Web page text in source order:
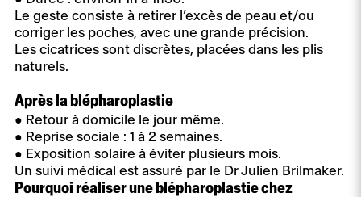
Le geste consiste à retirer l’excès de peau et/ou
corriger les poches, avec une grande précision.
Les cicatrices sont discrètes, placées dans les plis
naturels.
Après la blépharoplastie
● Retour à domicile le jour même.
● Reprise sociale : 1 à 2 semaines.
● Exposition solaire à éviter plusieurs mois.
Un suivi médical est assuré par le Dr Julien Brilmaker.
Pourquoi réaliser une blépharoplastie chez